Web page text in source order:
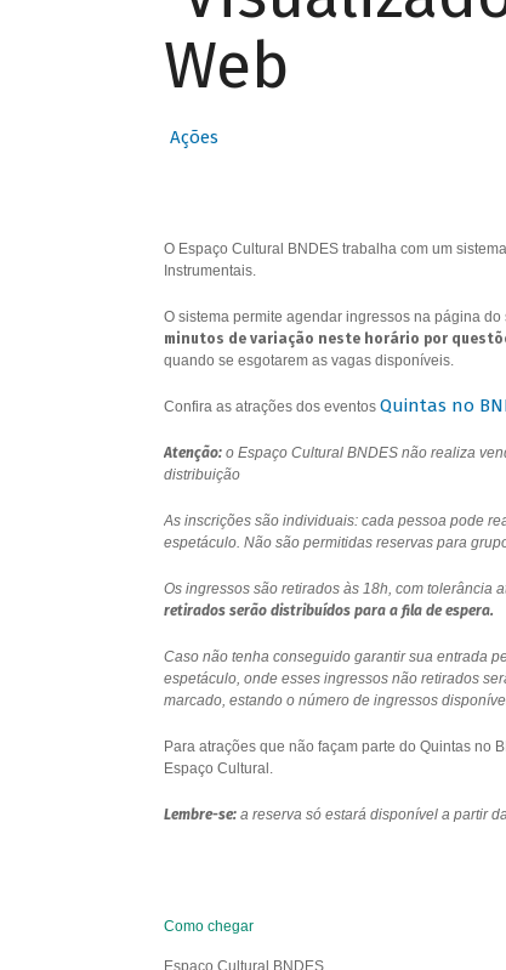
Web
Ações
O Espaço Cultural BNDES trabalha com um
Instrumentais.
O sistema permite agendar ingressos na página
minutos de variação neste horário por
quando se esgotarem as vagas disponíveis.
Confira as atrações dos eventos Quintas no
Atenção:o Espaço Cultural BNDES não realiza
distribuição
As inscrições são individuais: cada pessoa pode
espetáculo. Não são permitidas reservas para
Os ingressos são retirados às 18h, com tolerância
retirados serão distribuídos para a fila de espera.
Caso não tenha conseguido garantir sua entrada
espetáculo, onde esses ingressos não retirados
marcado, estando o número de ingressos
Para atrações que não façam parte do Quintas no
Espaço Cultural.
Lembre-se:a reserva só estará disponível a partir
Como chegar